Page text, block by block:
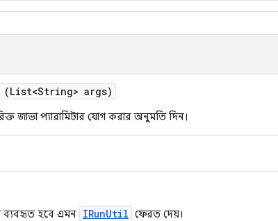
(List<String> args)
জাভা প্যারামিটার যোগ করার অনুমতি দিন।
ব্যবহৃত হবে এমন IRunUtil ফেরত দেয়।